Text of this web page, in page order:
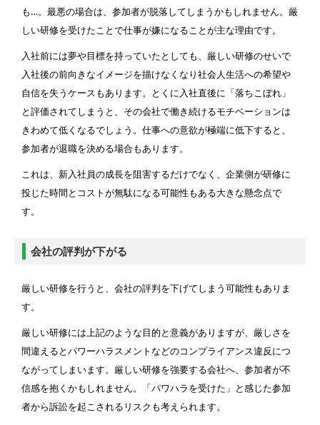
も…。最悪の場合は、参加者が脱落してしまうかもしれません。厳
しい研修を受けたことで仕事が嫌になることが主な理由です。
入社前には夢や目標を持っていたとしても、厳しい研修のせいで
入社後の前向きなイメージを描けなくなり社会人生活への希望や
自信を失うケースもあります。とくに入社直後に「落ちこぼれ」
と評価されてしまうと、その会社で働き続けるモチベーションは
きわめて低くなるでしょう。仕事への意欲が極端に低下すると、
参加者が退職を決める場合もあります。
これは、新入社員の成長を阻害するだけでなく、企業側が研修に
投じた時間とコストが無駄になる可能性もある大きな懸念点で
す。
会社の評判が下がる
厳しい研修を行うと、会社の評判を下げてしまう可能性もありま
す。
厳しい研修には上記のような目的と意義がありますが、厳しさを
間違えるとパワーハラスメントなどのコンプライアンス違反につ
ながってしまいます。厳しい研修を強要する会社へ、参加者が不
信感を抱くかもしれません。「パワハラを受けた」と感じた参加
者から訴訟を起こされるリスクも考えられます。